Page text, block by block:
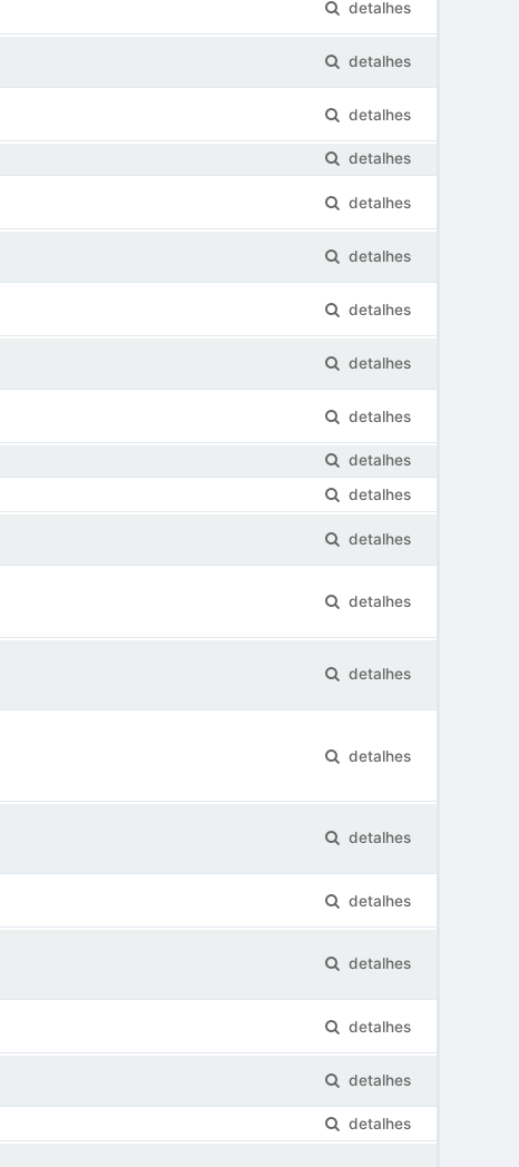
detalhes
detalhes
detalhes
detalhes
detalhes
detalhes
detalhes
detalhes
detalhes
detalhes
detalhes
detalhes
detalhes
detalhes
detalhes
detalhes
detalhes
detalhes
detalhes
detalhes
detalhes